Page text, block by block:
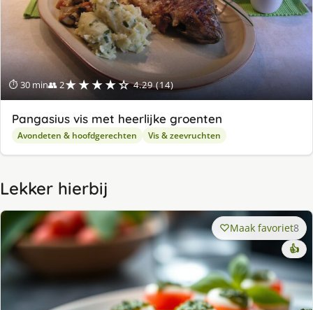
⏱ 30 min👥 2★★★★☆ 4.29 (14)
Pangasius vis met heerlijke groenten
Avondeten & hoofdgerechten Vis & zeevruchten
Lekker hierbij
Maak favoriet8
👍